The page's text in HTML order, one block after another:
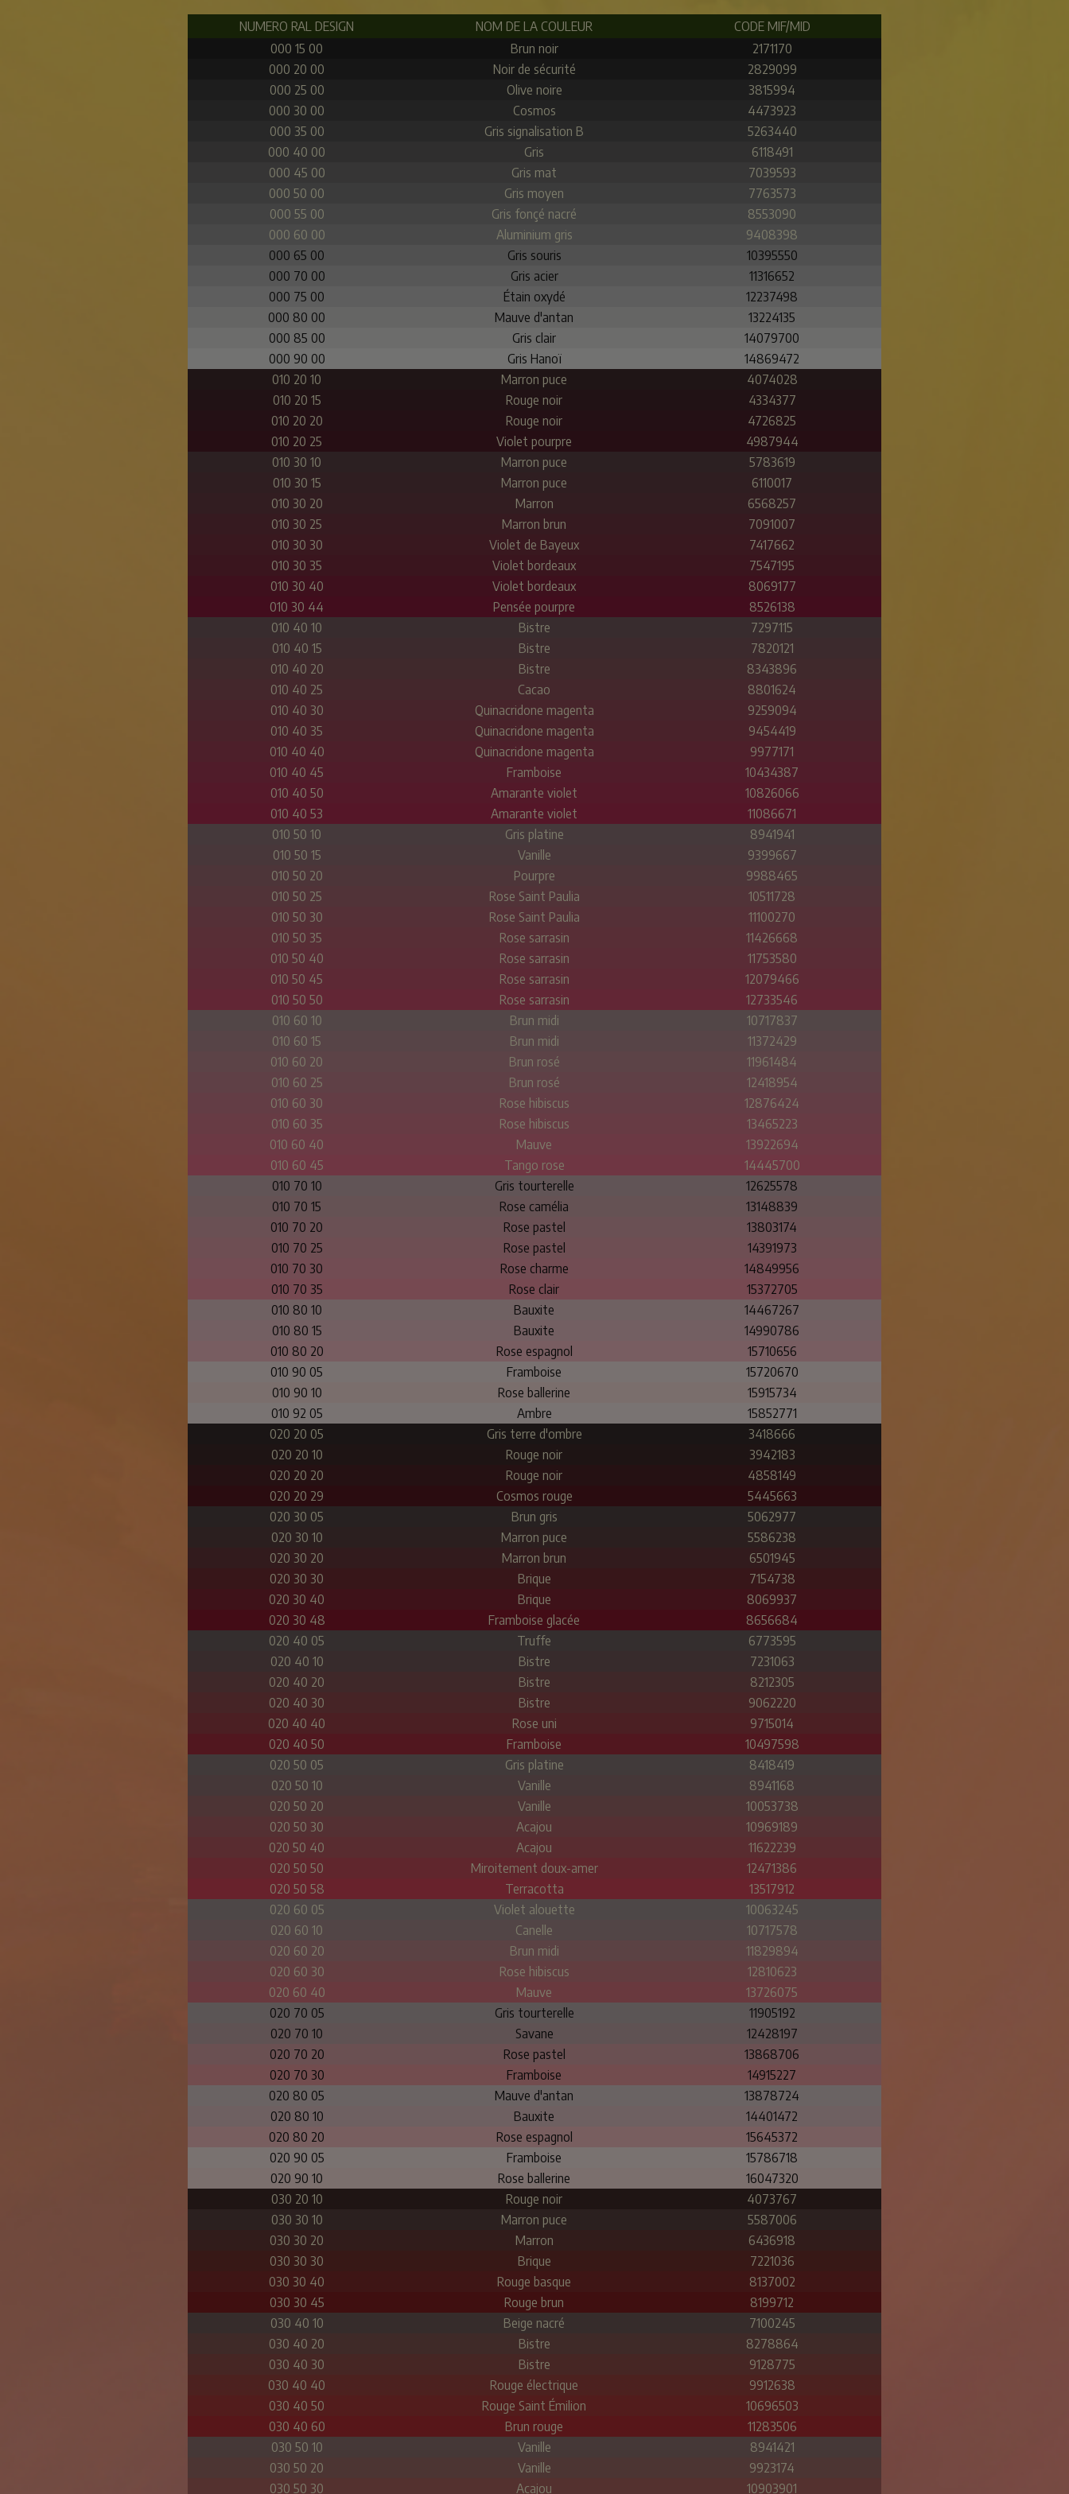
NUMERO RAL DESIGN NOM DE LA COULEUR
CODE MIF/MID
000 15 00
Brun noir
2171170
000 20 00
Noir de sécurité
2829099
000 25 00
Olive noire
3815994
000 30 00
Cosmos
4473923
000 35 00
Gris signalisation B
5263440
000 40 00
Gris
6118491
000 45 00
Gris mat
7039593
000 50 00
Gris moyen
7763573
000 55 00
Gris fonçé nacré
8553090
000 60 00
Aluminium gris
9408398
000 65 00
Gris souris
10395550
000 70 00
Gris acier
11316652
000 75 00
Étain oxydé
12237498
000 80 00
Mauve d'antan
13224135
000 85 00
Gris clair
14079700
000 90 00
Gris Hanoï
14869472
010 20 10
Marron puce
4074028
010 20 15
Rouge noir
4334377
010 20 20
Rouge noir
4726825
010 20 25
Violet pourpre
4987944
010 30 10
Marron puce
5783619
010 30 15
Marron puce
6110017
010 30 20
Marron
6568257
010 30 25
Marron brun
7091007
010 30 30
Violet de Bayeux
7417662
010 30 35
Violet bordeaux
7547195
010 30 40
Violet bordeaux
8069177
010 30 44
Pensée pourpre
8526138
010 40 10
Bistre
7297115
010 40 15
Bistre
7820121
010 40 20
Bistre
8343896
010 40 25
Cacao
8801624
010 40 30
Quinacridone magenta
9259094
010 40 35
Quinacridone magenta
9454419
010 40 40
Quinacridone magenta
9977171
010 40 45
Framboise
10434387
010 40 50
Amarante violet
10826066
010 40 53
Amarante violet
11086671
010 50 10
Gris platine
8941941
010 50 15
Vanille
9399667
010 50 20
Pourpre
9988465
010 50 25
Rose Saint Paulia
10511728
010 50 30
Rose Saint Paulia
11100270
010 50 35
Rose sarrasin
11426668
010 50 40
Rose sarrasin
11753580
010 50 45
Rose sarrasin
12079466
010 50 50
Rose sarrasin
12733546
010 60 10
Brun midi
10717837
010 60 15
Brun midi
11372429
010 60 20
Brun rosé
11961484
010 60 25
Brun rosé
12418954
010 60 30
Rose hibiscus
12876424
010 60 35
Rose hibiscus
13465223
010 60 40
Mauve
13922694
010 60 45
Tango rose
14445700
010 70 10
Gris tourterelle
12625578
010 70 15
Rose camélia
13148839
010 70 20
Rose pastel
13803174
010 70 25
Rose pastel
14391973
010 70 30
Rose charme
14849956
010 70 35
Rose clair
15372705
010 80 10
Bauxite
14467267
010 80 15
Bauxite
14990786
010 80 20
Rose espagnol
15710656
010 90 05
Framboise
15720670
010 90 10
Rose ballerine
15915734
010 92 05
Ambre
15852771
020 20 05
Gris terre d'ombre
3418666
020 20 10
Rouge noir
3942183
020 20 20
Rouge noir
4858149
020 20 29
Cosmos rouge
5445663
020 30 05
Brun gris
5062977
020 30 10
Marron puce
5586238
020 30 20
Marron brun
6501945
020 30 30
Brique
7154738
020 30 40
Brique
8069937
020 30 48
Framboise glacée
8656684
020 40 05
Truffe
6773595
020 40 10
Bistre
7231063
020 40 20
Bistre
8212305
020 40 30
Bistre
9062220
020 40 40
Rose uni
9715014
020 40 50
Framboise
10497598
020 50 05
Gris platine
8418419
020 50 10
Vanille
8941168
020 50 20
Vanille
10053738
020 50 30
Acajou
10969189
020 50 40
Acajou
11622239
020 50 50
Miroitement doux-amer
12471386
020 50 58
Terracotta
13517912
020 60 05
Violet alouette
10063245
020 60 10
Canelle
10717578
020 60 20
Brun midi
11829894
020 60 30
Rose hibiscus
12810623
020 60 40
Mauve
13726075
020 70 05
Gris tourterelle
11905192
020 70 10
Savane
12428197
020 70 20
Rose pastel
13868706
020 70 30
Framboise
14915227
020 80 05
Mauve d'antan
13878724
020 80 10
Bauxite
14401472
020 80 20
Rose espagnol
15645372
020 90 05
Framboise
15786718
020 90 10
Rose ballerine
16047320
030 20 10
Rouge noir
4073767
030 30 10
Marron puce
5587006
030 30 20
Marron
6436918
030 30 30
Brique
7221036
030 30 40
Rouge basque
8137002
030 30 45
Rouge brun
8199712
030 40 10
Beige nacré
7100245
030 40 20
Bistre
8278864
030 40 30
Bistre
9128775
030 40 40
Rouge électrique
9912638
030 40 50
Rouge Saint Émilion
10696503
030 40 60
Brun rouge
11283506
030 50 10
Vanille
8941421
030 50 20
Vanille
9923174
030 50 30
Acajou 10903901